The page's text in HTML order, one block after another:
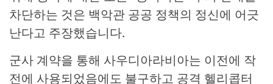
차단하는 것은 백악관 공공 정책의 정신에 어긋
난다고 주장했습니다.
군사 계약을 통해 사우디아라비아는 이전에 작
전에 사용되었음에도 불구하고 공격 헬리콥터